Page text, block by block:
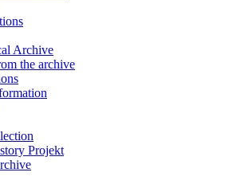
Archive
the archive
Projekt